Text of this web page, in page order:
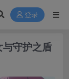
登录
守护之盾